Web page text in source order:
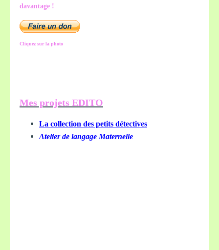
davantage !
Cliquez sur la photo
Mes projets EDITO
La collection des petits détectives
Atelier de langage Maternelle